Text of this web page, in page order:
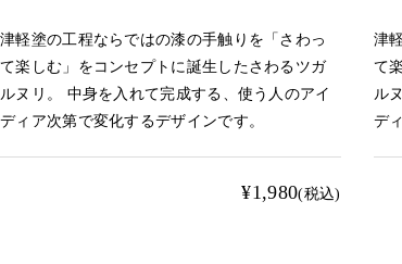
津軽塗の工程ならではの漆の手触りを「さわっ
て楽しむ」をコンセプトに誕生したさわるツガ
ルヌリ。 中身を入れて完成する、使う人のアイ
ディア次第で変化するデザインです。
¥1,980(税込)
津
て
ル
デ